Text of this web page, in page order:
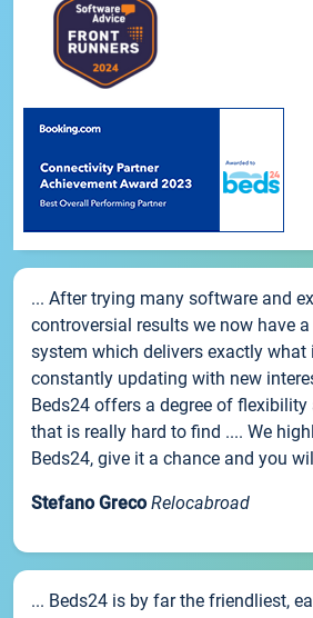
... After trying many software and
controversial results we now have
system which delivers exactly
constantly updating with new
Beds24 offers a degree of
that is really hard to find .... We
Beds24, give it a chance and you
Stefano Greco Relocabroad
... Beds24 is by far the friendliest,